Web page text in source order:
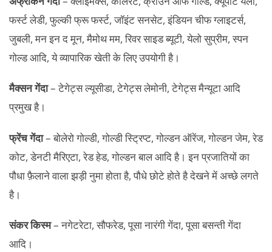
फर्स्ट लेडी, फुल्की फ्रू फर्स्ट, जॉइंट सनसेट, इंडियन चीफ ग्लाइटर्स,
जुबली, मन इन द मून, मैमोथ मम, रिवर साइड ब्यूटी, येलो सुप्रीम, स्पन
गोल्ड आदि, ये व्यापारिक खेती के लिए उपयोगी है।
मैक्सन गेंदा– टेगेट्स ल्यूसीडा, टेगेट्स लेमोनी, टेगेट्स मैन्यूटा आदि
प्रमुख है।
फ्रेंच गेंदा– बोलेरो गोल्डी, गोल्डी स्ट्रिप्ट, गोल्डन ऑरेंज, गोल्डन जेम, रेड
कोट, डेनटी मैरिएटा, रेड हेड, गोल्डन बाल आदि है। इन प्रजातियों का
पौधा फ़ैलाने वाला झड़ी नुमा होता है, पौधे छोटे होते है देखने में अच्छे लगते
है।
संकर किस्म– नगेटरेटा, सौफरेड, पूसा नारंगी गेंदा, पूसा बसन्ती गेंदा
आदि।